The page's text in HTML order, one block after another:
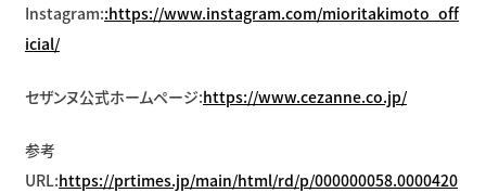
Instagram::https://www.instagram.com/mioritakimoto_off
icial/
セザンヌ公式ホームページ:https://www.cezanne.co.jp/
参考
URL:https://prtimes.jp/main/html/rd/p/000000058.0000420